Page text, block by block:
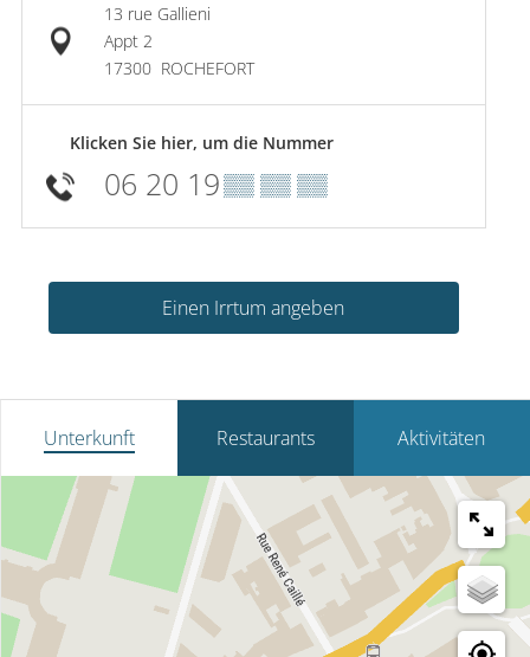
13 rue Gallieni
Appt 2
17300 ROCHEFORT
Klicken Sie hier, um die Nummer
06 20 19▒▒ ▒▒ ▒▒
Einen Irrtum angeben
Unterkunft Restaurants Aktivitäten